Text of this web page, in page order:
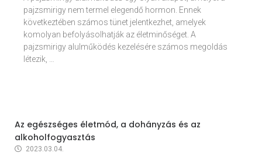
pajzsmirigy nem termel elegendő hormon. Ennek
következtében számos tünet jelentkezhet, amelyek
komolyan befolyásolhatják az életminőséget. A
pajzsmirigy alulműködés kezelésére számos megoldás
létezik, …
Az egészséges életmód, a dohányzás és az
alkoholfogyasztás
2023.03.04.